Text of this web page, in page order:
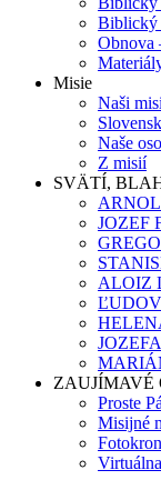
Biblický
Obnova
Misie
Naši
Naše
Z misií
SVÄTÍ,
JOZEF
ALOIZ
ZAUJÍMAVÉ
Proste
Misijné